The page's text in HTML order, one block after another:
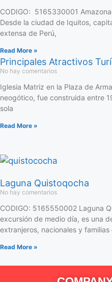
CODIGO: 5165330001
Desde la ciudad de Iquitos,
extensa de Perú,
Read More »
Principales Atractivos
No hay comentarios
Iglesia Matriz en la Plaza de
neogótico, fue construida entre
sola
Read More »
Laguna Quistoqocha
No hay comentarios
CODIGO: 5165550002 Laguna
excursión de medio día, es una
extranjeros, nacionales y familias
Read More »